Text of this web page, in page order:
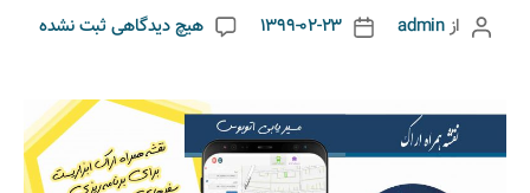
ازadmin
1399-02-23 هیچ دیدگاهیثبت نشده